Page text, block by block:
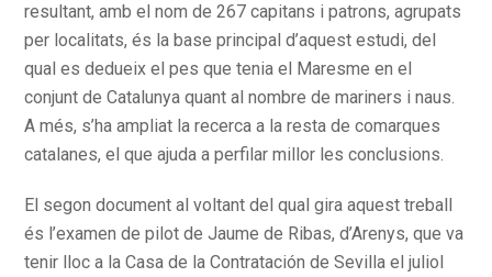
resultant, amb el nom de 267 capitans i patrons, agrupats
per localitats, és la base principal d’aquest estudi, del
qual es dedueix el pes que tenia el Maresme en el
conjunt de Catalunya quant al nombre de mariners i naus.
A més, s’ha ampliat la recerca a la resta de comarques
catalanes, el que ajuda a perfilar millor les conclusions.
El segon document al voltant del qual gira aquest treball
és l’examen de pilot de Jaume de Ribas, d’Arenys, que va
tenir lloc a la Casa de la Contratación de Sevilla el juliol